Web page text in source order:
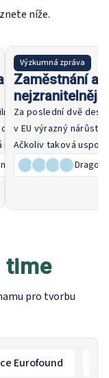
níže.
21 July 2026
pracovní
11 other authors
pracovní
autonomii a
nedávné události
mezi úrovněmi
roli
Výzkumná zpráva
Zaměstnání a
Řešení
Dragoș
Za poslední dvě
v EU výrazný nárůst
Ačkoliv taková
flexibilitu a lepší
osobním životem,
nestandardních
vztahy k pracovním
výsledkům a
ženy, mladí lidé a
školení, menší
deprese. Zpráva
time
pro tvorbu
Eurofound